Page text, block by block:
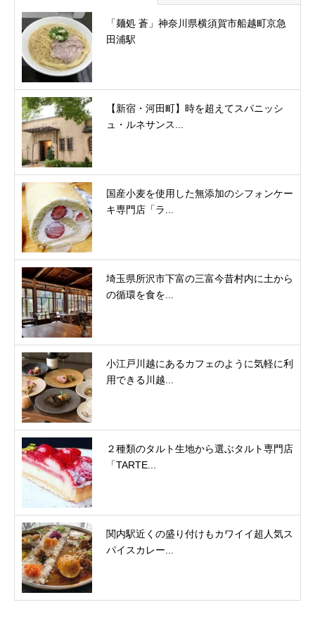
「麺処 蒼」神奈川県横須賀市船越町京急
田浦駅
【新宿・河田町】時を超えてスパニッシ
ュ・ルネサンス...
国産小麦を使用した無添加のシフォンケー
キ専門店「ラ...
埼玉県所沢市下富の三富今昔村内に土から
の循環を食を...
小江戸川越にあるカフェのように気軽に利
用できる川越...
２種類のタルト生地から選ぶタルト専門店
「TARTE...
関内駅近くの盛り付けもカワイイ超人気ス
パイスカレー...